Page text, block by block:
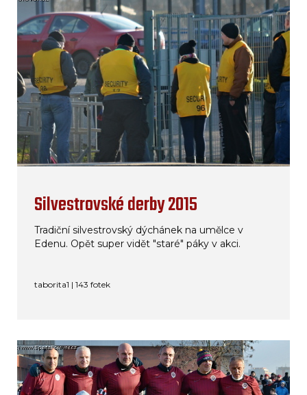
Silvestrovské derby 2015
Tradiční silvestrovský dýchánek na umělce v
Edenu. Opět super vidět "staré" páky v akci.
taborita1 | 143 fotek